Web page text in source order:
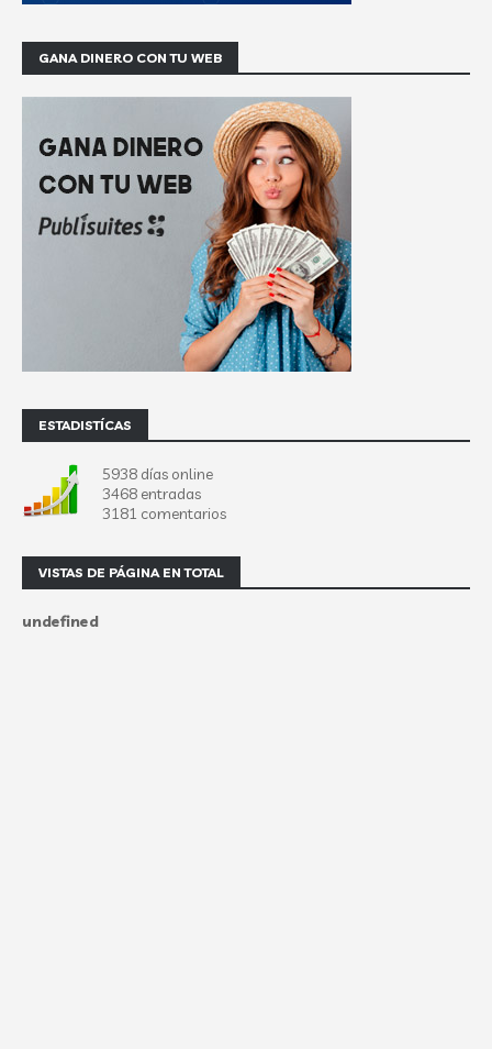
GANA DINERO CON TU WEB
ESTADISTÍCAS
5938 días online
3468 entradas
3181 comentarios
VISTAS DE PÁGINA EN TOTAL
undefned